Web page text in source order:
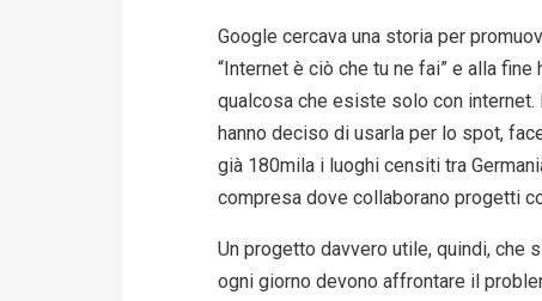
Google cercava una storia per
“Internet è ciò che tu ne fai” e alla
qualcosa che esiste solo con
hanno deciso di usarla per lo spot,
già 180mila i luoghi censiti tra
compresa dove collaborano progetti
Un progetto davvero utile, quindi, che
ogni giorno devono affrontare il